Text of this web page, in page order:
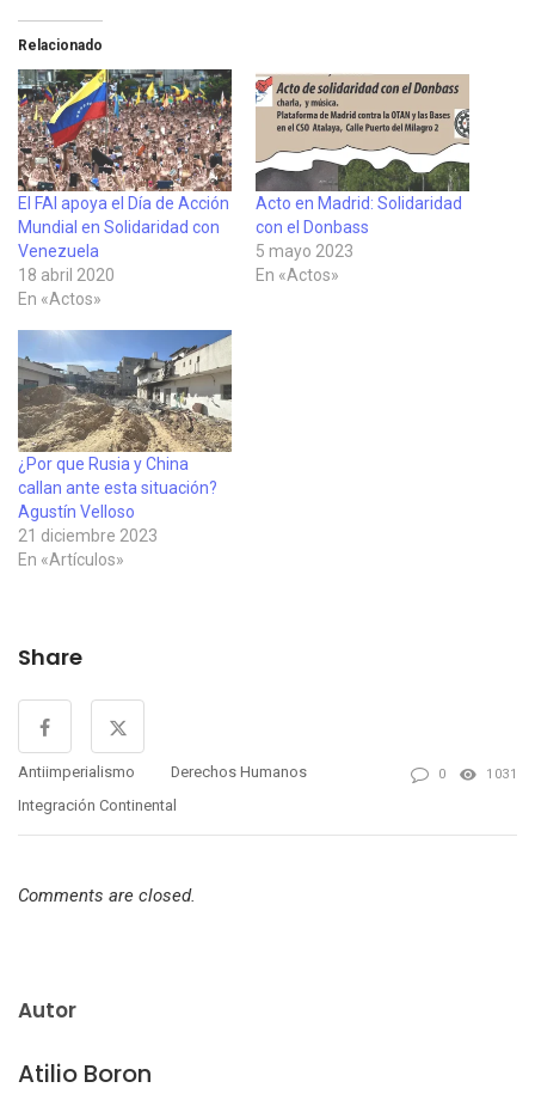
Relacionado
El FAI apoya el Día de Acción
Mundial en Solidaridad con
Venezuela
18 abril 2020
En «Actos»
Acto en Madrid: Solidaridad
con el Donbass
5 mayo 2023
En «Actos»
¿Por que Rusia y China
callan ante esta situación?
Agustín Velloso
21 diciembre 2023
En «Artículos»
Share
Antiimperialismo
Derechos Humanos
Integración Continental
0 1031
Comments are closed.
Autor
Atilio Boron